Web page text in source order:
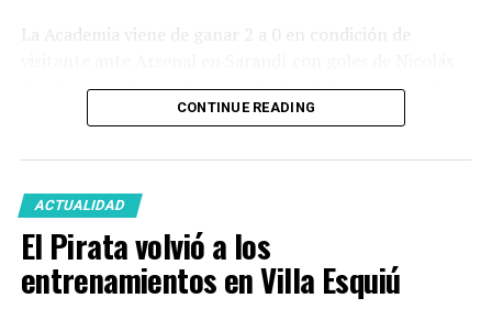
La Academia viene de ganar 2 a 0 en condición de
Sánchez y de Bruno Nasta, goleador del equipo con 8
tantos, que no estará en el partido frente a San Martin
rival.
El técnico académico ya cuenta entre las opciones
disponibles a Sebastián Marfort y a Julían Vignolo.
Matías Pardo que cumplió la suspensión por cinco
amarillas ante Arsenal también está a disposición.
CONTINUE READING
ACTUALIDAD
El Pirata volvió a los
entrenamientos en Villa Esquiú